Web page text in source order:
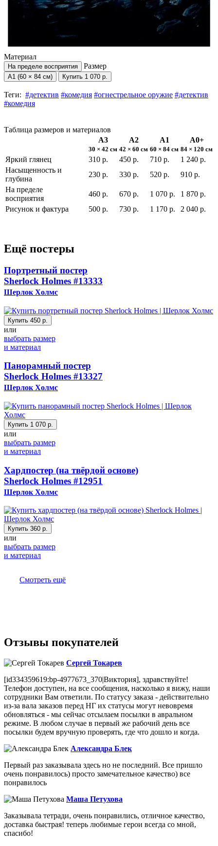
Материал
На пределе восприятия Размер
А1 (60 × 84 см) Купить 1 070 р.
Теги: #детектив #комедия #огнестрельное оружие #детектив
#комедия
Таблица размеров и материалов
А3
30 × 42 см
А2
42 × 60 см
А1
60 × 84 см
А0+
84 × 120 см
Яркий глянец 310 р. 450 р. 710 р.
1 240 р.
Насыщенность и
глубина
230 р. 330 р. 520 р.
910 р.
На пределе
восприятия
460 р. 670 р. 1 070 р.
1 870 р.
Рисунок и фактура
500 р. 730 р. 1 170 р. 2 040 р.
Ещё постеры
Портретный постер
Sherlock Holmes #13333
Шерлок Холмс
Купить 450 р.
или
выбрать размер
и материал
Панорамный постер
Sherlock Holmes #13327
Шерлок Холмс
Купить 1 070 р.
или
выбрать размер
и материал
Хардпостер (на твёрдой основе)
Sherlock Holmes #12951
Шерлок Холмс
Купить 360 р.
или
выбрать размер
и материал
Смотреть ещё
Отзывы покупателей
Сергей Токарев
[id334359619:bp-4977673_370|Виктория], здравствуйте!
Телефон доступен, на все сообщения, насколько я вижу, наши
сотрудники Вам ответили. По статусу заказа - действительно
из-за вала заказов перед НГ их статусы могут невовремя
обновляться - мы сейчас отсылаем посылки в авральном
режиме. В любом случае в первый же рабочий день все
посылки будем вручную проверять, где что дошло и когда.
Александра Блек
Первый раз заказывала здесь но не последний. Все пришло
очень понравилось) просто замечательное качество) все
понравилось
Маша Петухова
Заказывала тетради, очень понравились, отличное качество,
доставка быстрая! теперь любимые герои всегда со мной,
спасибо!